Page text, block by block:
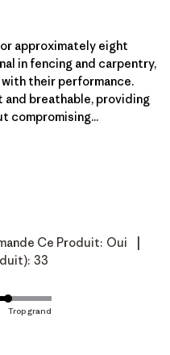
approximately eight
in fencing and carpentry,
their performance.
breathable, providing
compromising...
Ce Produit: Oui
33